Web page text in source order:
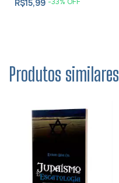
R$15,99
Produtos similares